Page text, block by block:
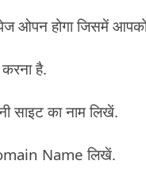
ओपन होगा जिसमें
है.
साइट का नाम लिखें.
Name लिखें.